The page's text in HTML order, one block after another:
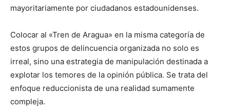
mayoritariamente por ciudadanos estadounidenses.
Colocar al «Tren de Aragua» en la misma categoría de
estos grupos de delincuencia organizada no solo es
irreal, sino una estrategia de manipulación destinada a
explotar los temores de la opinión pública. Se trata del
enfoque reduccionista de una realidad sumamente
compleja.